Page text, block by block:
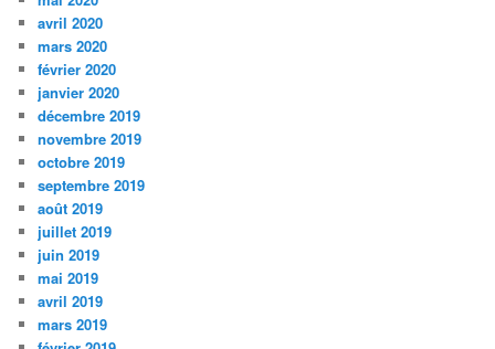
avril 2020
mars 2020
février 2020
janvier 2020
décembre 2019
novembre 2019
octobre 2019
septembre 2019
août 2019
juillet 2019
juin 2019
mai 2019
avril 2019
mars 2019